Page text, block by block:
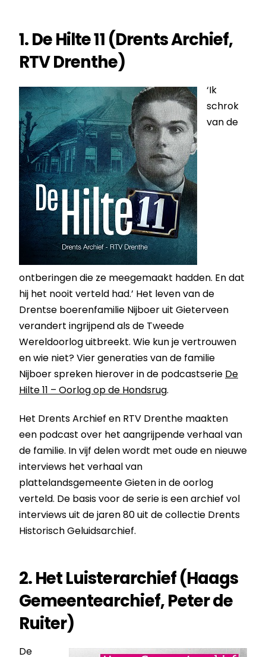
1.De Hilte 11 (Drents Archief,
RTV Drenthe)
‘Ik
schrok
van de
ontberingen die ze meegemaakt hadden. En dat
hij het nooit verteld had.’ Het leven van de
Drentse boerenfamilie Nijboer uit Gieterveen
verandert ingrijpend als de Tweede
Wereldoorlog uitbreekt. Wie kun je vertrouwen
en wie niet? Vier generaties van de familie
Nijboer spreken hierover in de podcastserie De
Hilte 11 – Oorlog op de Hondsrug.
Het Drents Archief en RTV Drenthe maakten
een podcast over het aangrijpende verhaal van
de familie. In vijf delen wordt met oude en nieuwe
interviews het verhaal van
plattelandsgemeente Gieten in de oorlog
verteld. De basis voor de serie is een archief vol
interviews uit de jaren 80 uit de collectie Drents
Historisch Geluidsarchief.
2. Het Luisterarchief (Haags
Gemeentearchief, Peter de
Ruiter)
De